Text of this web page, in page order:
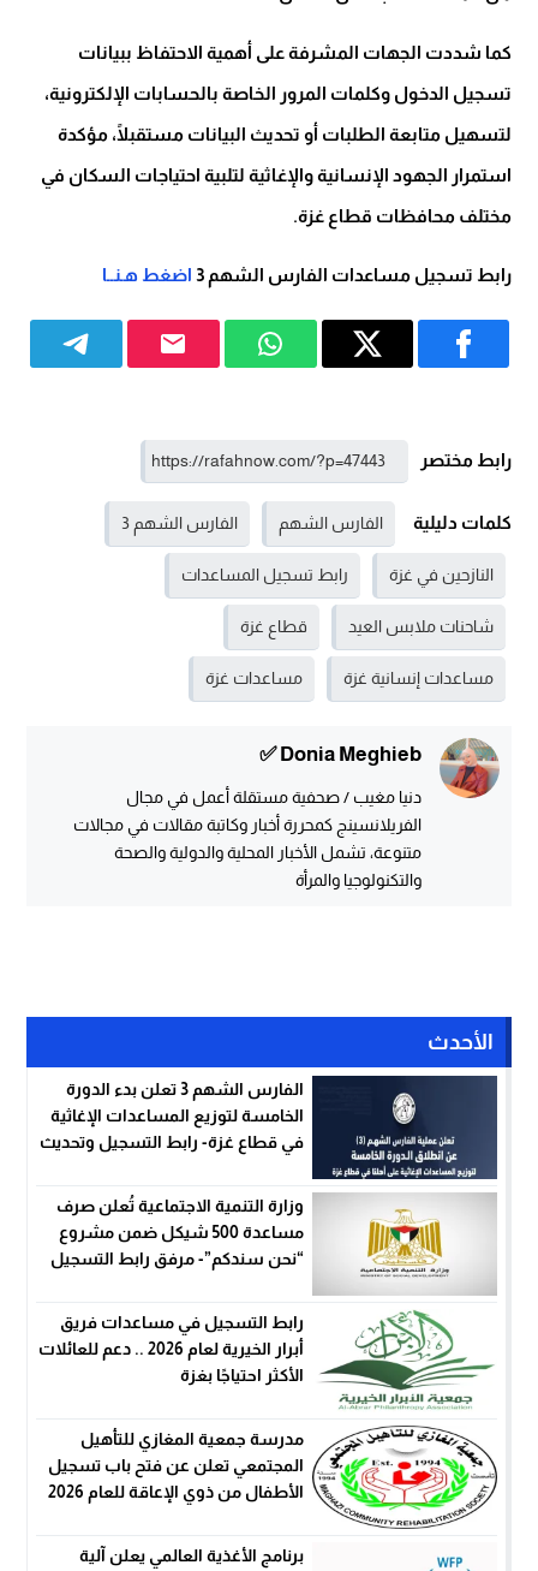
كما شددت الجهات المشرفة على أهمية الاحتفاظ ببيانات
تسجيل الدخول وكلمات المرور الخاصة بالحسابات الإلكترونية،
لتسهيل متابعة الطلبات أو تحديث البيانات مستقبلًا، مؤكدة
استمرار الجهود الإنسانية والإغاثية لتلبية احتياجات السكان في
مختلف محافظات قطاع غزة.
رابط تسجيل مساعدات الفارس الشهم 3 اضغط هـنــا
رابط مختصر
كلمات دليلية الفارس الشهم الفارس الشهم 3
النازحين في غزة رابط تسجيل المساعدات
شاحنات ملابس العيد قطاع غزة
مساعدات إنسانية غزة مساعدات غزة
Donia Meghieb ✅
دنيا مغيب / صحفية مستقلة أعمل في مجال
الفريلانسينج كمحررة أخبار وكاتبة مقالات في مجالات
متنوعة، تشمل الأخبار المحلية والدولية والصحة
والتكنولوجيا والمرأة
الأحدث
الفارس الشهم 3 تعلن بدء الدورة
الخامسة لتوزيع المساعدات الإغاثية
في قطاع غزة- رابط التسجيل وتحديث
وزارة التنمية الاجتماعية تُعلن صرف
مساعدة 500 شيكل ضمن مشروع
“نحن سندكم”- مرفق رابط التسجيل
رابط التسجيل في مساعدات فريق
أبرار الخيرية لعام 2026 .. دعم للعائلات
الأكثر احتياجًا بغزة
مدرسة جمعية المغازي للتأهيل
المجتمعي تعلن عن فتح باب تسجيل
الأطفال من ذوي الإعاقة للعام 2026
برنامج الأغذية العالمي يعلن آلية